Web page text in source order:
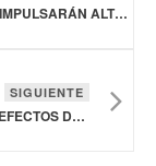
BARRY CALLEBAUT Y PLANET A FOODS IMPULSARÁN ALTERNATIVAS SOSTENIBLES AL CHOCOLATE SIN CACAO
SIGUIENTE
ANETIF REALIZA MESA REDONDA SOBRE LOS EFECTOS DEL GUSANO BARRENADOR EN LA GANADERÍA MEXICANA